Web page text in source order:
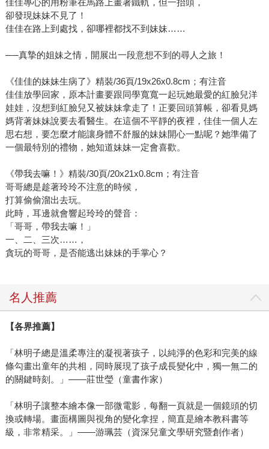
佳佳專心的用粉筆在馬路上畫著鐵軌，但一抬頭，
卻發現妹妹不見了！
佳佳在路上到處找，卻哪裡都找不到妹妹……
──真摯的姐妹之情，開展出一段意想不到的尋人之旅！
《佳佳的妹妹生病了》精裝/36頁/19x26x0.8cm；有注音
佳佳放學回家，原本計畫要跟同學寬寬一起玩她最愛的紅臉兒洋
娃娃，沒想到紅臉兒又被妹妹拿走了！正要回頭算帳，卻看見媽
媽背著妹妹說要去看醫生。在這個不平靜的夜裡，佳佳一個人左
思右想，要怎麼才能讓身體不舒服的妹妹開心一點呢？她準備了
一個最特別的禮物，她知道妹妹一定會喜歡。
《帶我去嘛！》精裝/30頁/20x21x0.8cm；有注音
哥哥總是趁著玲玲不注意的時候，
打算偷偷溜出去玩。
此時，耳邊就會響起玲玲的聲音：
「哥哥，帶我去嘛！」
一、二、三次……，
貪玩的哥哥，是否能逃出妹妹的手掌心？
名人推薦
【各界推薦】
「林明子總是溫柔專注的凝視著孩子，以純淨的色彩和完美的線
條勾畫出童年的共相，同時展現了孩子成長變化中，獨一無二的
的關鍵時刻。」——莊世瑩（童書作家）
「林明子讓整本繪本像一部微電影，每翻一頁就是一個鏡頭的切
換或轉場。畫面構圖與視角的變化拿捏，簡直是繪本教科書等
級，非常精采。」——游珮芸（資深兒童文學研究暨創作者）